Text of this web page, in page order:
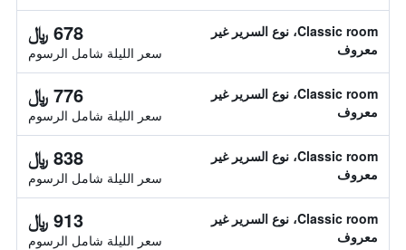
Classic room، نوع السرير غير
معروف
678 ﷼
سعر الليلة شامل الرسوم
Classic room، نوع السرير غير
معروف
776 ﷼
سعر الليلة شامل الرسوم
Classic room، نوع السرير غير
معروف
838 ﷼
سعر الليلة شامل الرسوم
Classic room، نوع السرير غير
معروف
913 ﷼
سعر الليلة شامل الرسوم